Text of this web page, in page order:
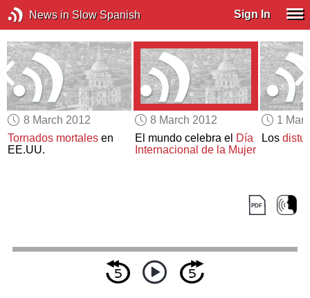
News in Slow Spanish Sign In
8 March 2012
Tornados mortales en
EE.UU.
8 March 2012
El mundo celebra el Día
Internacional de la Mujer
1
Los